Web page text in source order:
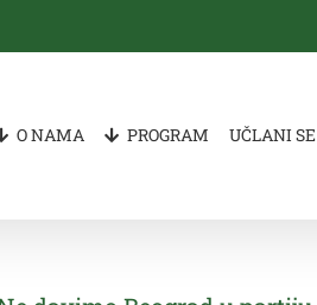
O NAMA PROGRAM UČLANI SE